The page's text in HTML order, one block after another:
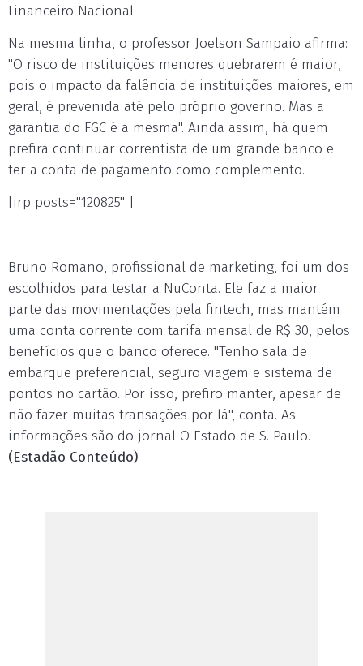
Financeiro Nacional.
Na mesma linha, o professor Joelson Sampaio afirma:
"O risco de instituições menores quebrarem é maior,
pois o impacto da falência de instituições maiores, em
geral, é prevenida até pelo próprio governo. Mas a
garantia do FGC é a mesma". Ainda assim, há quem
prefira continuar correntista de um grande banco e
ter a conta de pagamento como complemento.
[irp posts="120825" ]
Bruno Romano, profissional de marketing, foi um dos
escolhidos para testar a NuConta. Ele faz a maior
parte das movimentações pela fintech, mas mantém
uma conta corrente com tarifa mensal de R$ 30, pelos
benefícios que o banco oferece. "Tenho sala de
embarque preferencial, seguro viagem e sistema de
pontos no cartão. Por isso, prefiro manter, apesar de
não fazer muitas transações por lá", conta. As
informações são do jornal O Estado de S. Paulo.
(Estadão Conteúdo)